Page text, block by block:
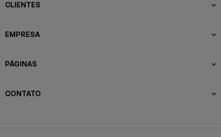
CLIENTES
EMPRESA
PÁGINAS
CONTATO